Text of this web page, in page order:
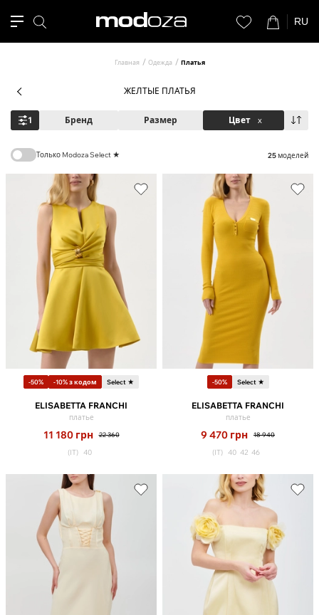
RU
Главная Одежда Платья
ЖЕЛТЫЕ ПЛАТЬЯ
1 Бренд Размер Цвет x
Только Modoza Select ★ 25моделей
-50% -10% з кодом Select ★
ELISABETTA FRANCHI
платье
11 180 грн 22 360
(IT) 40
-50% Select ★
ELISABETTA FRANCHI
платье
9 470 грн 18 940
(IT) 40 42 46